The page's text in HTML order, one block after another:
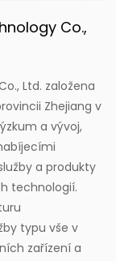
Co.,
Ltd. založena
Zhejiang v
a vývoj,
a produkty
technologií.
typu vše v
zařízení a